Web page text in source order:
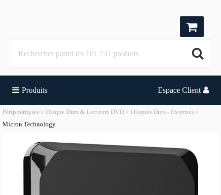
Produits Espace Client
Périphériques Disque Durs & Lecteurs DVD
Disques Durs - Externes
Micron Technology